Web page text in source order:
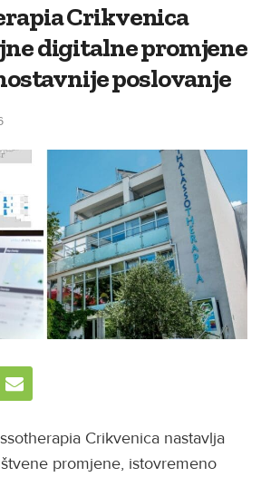
Crikvenica
digitalne promjene
poslovanje
Crikvenica nastavlja
promjene, istovremeno